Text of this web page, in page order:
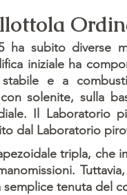
ha subito diverse
iniziale ha
e a
solenite, sulla
Il Laboratorio
dal Laboratorio
tripla, che
semplice tenuta del